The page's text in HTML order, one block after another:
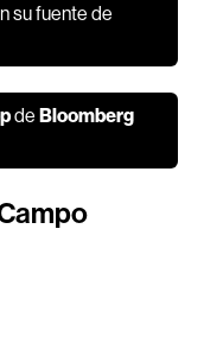
su fuente de
deBloomberg